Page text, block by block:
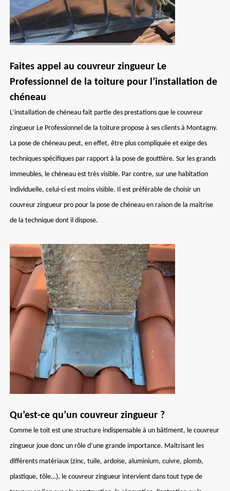
Faites appel au couvreur zingueur Le
Professionnel de la toiture pour l’installation de
chéneau
L’installation de chéneau fait partie des prestations que le couvreur
zingueur Le Professionnel de la toiture propose à ses clients à Montagny.
La pose de chéneau peut, en effet, être plus compliquée et exige des
techniques spécifiques par rapport à la pose de gouttière. Sur les grands
immeubles, le chéneau est très visible. Par contre, sur une habitation
individuelle, celui-ci est moins visible. Il est préférable de choisir un
couvreur zingueur pro pour la pose de chéneau en raison de la maîtrise
de la technique dont il dispose.
Qu’est-ce qu’un couvreur zingueur ?
Comme le toit est une structure indispensable à un bâtiment, le couvreur
zingueur joue donc un rôle d’une grande importance. Maîtrisant les
différents matériaux (zinc, tuile, ardoise, aluminium, cuivre, plomb,
plastique, tôle…), le couvreur zingueur intervient dans tout type de